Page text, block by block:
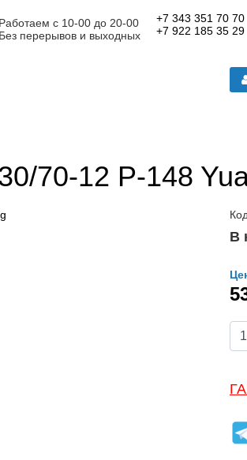
Работаем с 10-00 до 20-00
Без перерывов и выходных
+7 343 351 70 70
+7 922 185 35 29
70-12 P-148
В